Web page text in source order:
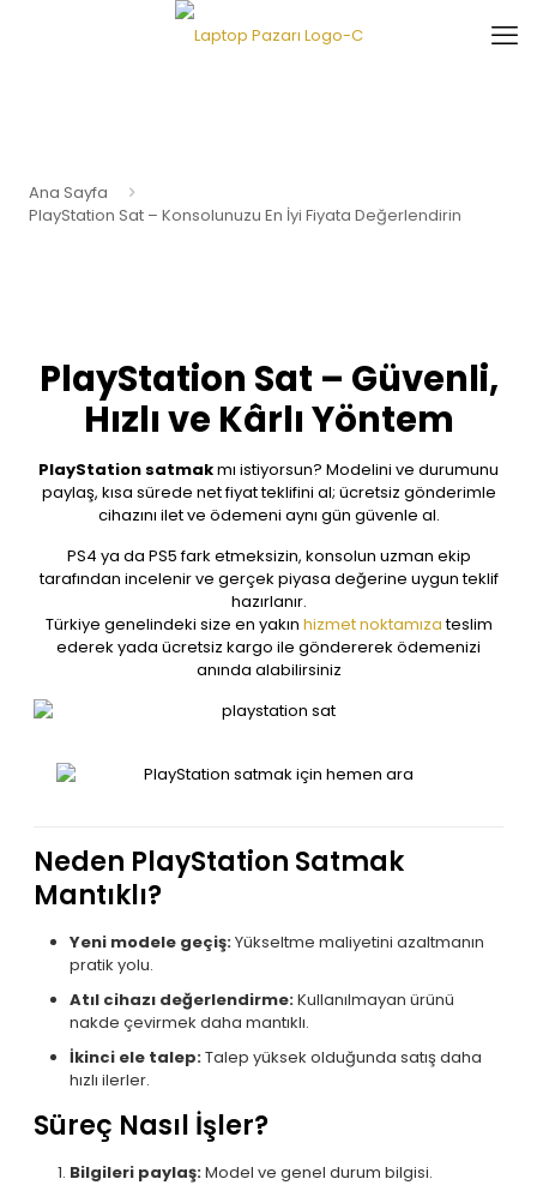
Ana Sayfa
PlayStation Sat – Konsolunuzu En İyi Fiyata Değerlendirin
PlayStation Sat – Güvenli,
Hızlı ve Kârlı Yöntem
PlayStation satmakmı istiyorsun? Modelini ve durumunu
paylaş, kısa sürede net fiyat teklifini al; ücretsiz gönderimle
cihazını ilet ve ödemeni aynı gün güvenle al.
PS4 ya da PS5 fark etmeksizin, konsolun uzman ekip
tarafından incelenir ve gerçek piyasa değerine uygun teklif
hazırlanır.
Türkiye genelindeki size en yakın hizmet noktamızateslim
ederek yada ücretsiz kargo ile göndererek ödemenizi
anında alabilirsiniz
Neden PlayStation Satmak
Mantıklı?
Yeni modele geçiş:Yükseltme maliyetini azaltmanın
pratik yolu.
Atıl cihazı değerlendirme:Kullanılmayan ürünü
nakde çevirmek daha mantıklı.
İkinci ele talep:Talep yüksek olduğunda satış daha
hızlı ilerler.
Süreç Nasıl İşler?
Bilgileri paylaş:Model ve genel durum bilgisi.